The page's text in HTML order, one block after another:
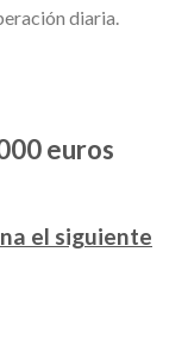
diaria.
euros
el siguiente